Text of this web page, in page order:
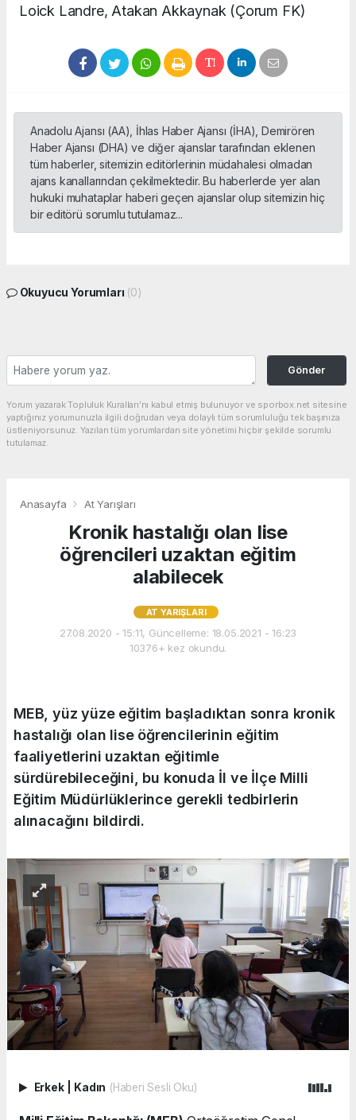
Loick Landre, Atakan Akkaynak (Çorum FK)
Anadolu Ajansı (AA), İhlas Haber Ajansı (İHA), Demirören
Haber Ajansı (DHA) ve diğer ajanslar tarafından eklenen
tüm haberler, sitemizin editörlerinin müdahalesi olmadan
ajans kanallarından çekilmektedir. Bu haberlerde yer alan
hukuki muhataplar haberi geçen ajanslar olup sitemizin hiç
bir editörü sorumlu tutulamaz...
Okuyucu Yorumları (0)
Gönder
Yorum yazarak Topluluk Kuralları’nı kabul etmiş bulunuyor ve sporbox.net sitesine
yaptığınız yorumunuzla ilgili doğrudan veya dolaylı tüm sorumluluğu tek başınıza
üstleniyorsunuz. Yazılan tüm yorumlardan site yönetimi hiçbir şekilde sorumlu
tutulamaz.
Anasayfa At Yarışları
Kronik hastalığı olan lise
öğrencileri uzaktan eğitim
alabilecek
AT YARIŞLARI
27.08.2020 - 15:11, Güncelleme: 18.05.2021 - 16:23
10376+ kez okundu.
MEB, yüz yüze eğitim başladıktan sonra kronik
hastalığı olan lise öğrencilerinin eğitim
faaliyetlerini uzaktan eğitimle
sürdürebileceğini, bu konuda İl ve İlçe Milli
Eğitim Müdürlüklerince gerekli tedbirlerin
alınacağını bildirdi.
Erkek Kadın (Haberi Sesli Oku)